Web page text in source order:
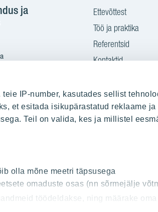
IP-number, kasutades sellist
et esitada isikupärastatud reklaame
Teil on valida, kes ja millistel
olla mõne meetri täpsusega
omaduste osas (nn sõrmejälje
töödeldakse, ning määrake oma
ja
Ettevõttest
Töö ja praktika
Referentsid
Kontaktid